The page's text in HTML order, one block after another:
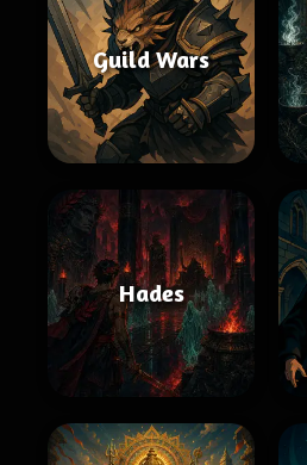
Guild Wars
Hades